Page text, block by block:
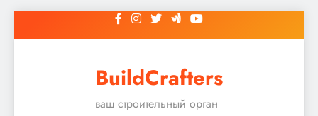
к
BuildCrafters
ваш строительный орган